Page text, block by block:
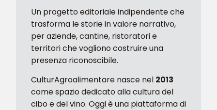
Un progetto editoriale indipendente che
trasforma le storie in valore narrativo,
per aziende, cantine, ristoratori e
territori che vogliono costruire una
presenza riconoscibile.
CulturAgroalimentare nasce nel 2013
come spazio dedicato alla cultura del
cibo e del vino. Oggi è una piattaforma di